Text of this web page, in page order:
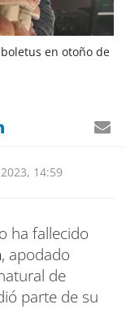
en otoño de
14:59
ha fallecido
, apodado
de
parte de su